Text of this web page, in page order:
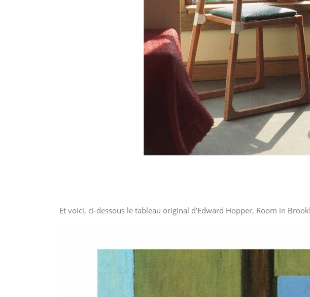
Et voici, ci-dessous le tableau original d’Edward Hopper, Room in